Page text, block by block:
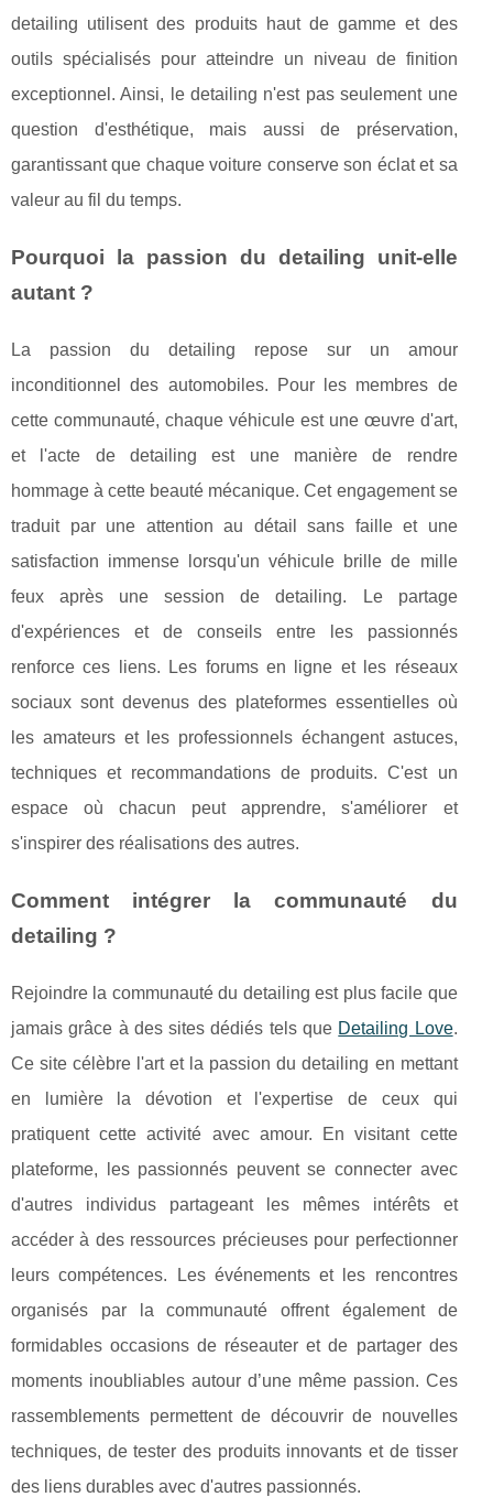
detailing utilisent des produits haut de gamme et des
outils spécialisés pour atteindre un niveau de finition
exceptionnel. Ainsi, le detailing n'est pas seulement une
question d'esthétique, mais aussi de préservation,
garantissant que chaque voiture conserve son éclat et sa
valeur au fil du temps.
Pourquoi la passion du detailing unit-elle
autant ?
La passion du detailing repose sur un amour
inconditionnel des automobiles. Pour les membres de
cette communauté, chaque véhicule est une œuvre d'art,
et l'acte de detailing est une manière de rendre
hommage à cette beauté mécanique. Cet engagement se
traduit par une attention au détail sans faille et une
satisfaction immense lorsqu'un véhicule brille de mille
feux après une session de detailing. Le partage
d'expériences et de conseils entre les passionnés
renforce ces liens. Les forums en ligne et les réseaux
sociaux sont devenus des plateformes essentielles où
les amateurs et les professionnels échangent astuces,
techniques et recommandations de produits. C'est un
espace où chacun peut apprendre, s'améliorer et
s'inspirer des réalisations des autres.
Comment intégrer la communauté du
detailing ?
Rejoindre la communauté du detailing est plus facile que
jamais grâce à des sites dédiés tels que Detailing Love.
Ce site célèbre l'art et la passion du detailing en mettant
en lumière la dévotion et l'expertise de ceux qui
pratiquent cette activité avec amour. En visitant cette
plateforme, les passionnés peuvent se connecter avec
d'autres individus partageant les mêmes intérêts et
accéder à des ressources précieuses pour perfectionner
leurs compétences. Les événements et les rencontres
organisés par la communauté offrent également de
formidables occasions de réseauter et de partager des
moments inoubliables autour d’une même passion. Ces
rassemblements permettent de découvrir de nouvelles
techniques, de tester des produits innovants et de tisser
des liens durables avec d'autres passionnés.